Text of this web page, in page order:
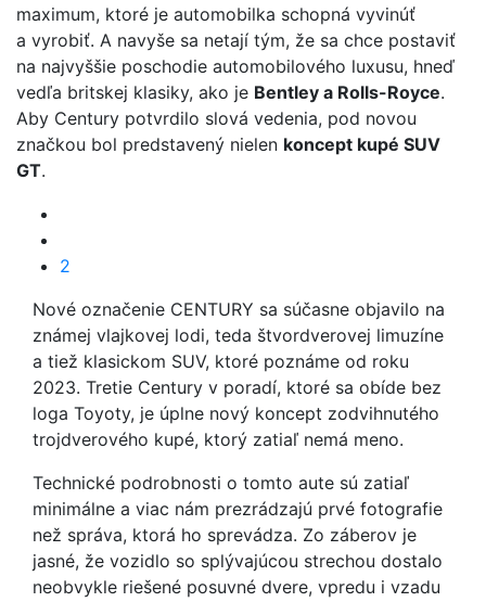
maximum, ktoré je automobilka schopná vyvinúť
a vyrobiť. A navyše sa netají tým, že sa chce postaviť
na najvyššie poschodie automobilového luxusu, hneď
vedľa britskej klasiky, ako je Bentley a Rolls-Royce.
Aby Century potvrdilo slová vedenia, pod novou
značkou bol predstavený nielen koncept kupé SUV
GT.
2
Nové označenie CENTURY sa súčasne objavilo na
známej vlajkovej lodi, teda štvordverovej limuzíne
a tiež klasickom SUV, ktoré poznáme od roku
2023. Tretie Century v poradí, ktoré sa obíde bez
loga Toyoty, je úplne nový koncept zodvihnutého
trojdverového kupé, ktorý zatiaľ nemá meno.
Technické podrobnosti o tomto aute sú zatiaľ
minimálne a viac nám prezrádzajú prvé fotografie
než správa, ktorá ho sprevádza. Zo záberov je
jasné, že vozidlo so splývajúcou strechou dostalo
neobvykle riešené posuvné dvere, vpredu i vzadu